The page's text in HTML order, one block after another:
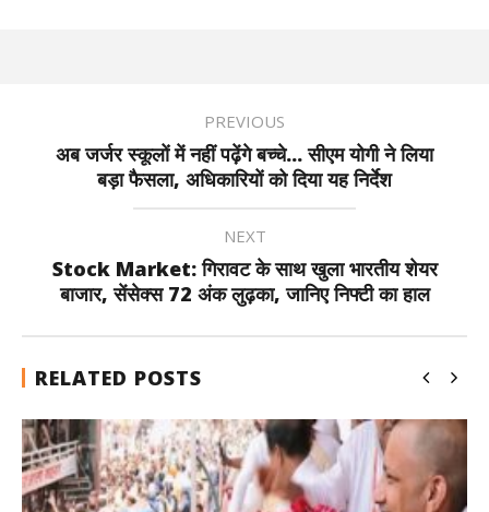
PREVIOUS
अब जर्जर स्कूलों में नहीं पढ़ेंगे बच्चे... सीएम योगी ने लिया
बड़ा फैसला, अधिकारियों को दिया यह निर्देश
NEXT
Stock Market: गिरावट के साथ खुला भारतीय शेयर
बाजार, सेंसेक्स 72 अंक लुढ़का, जानिए निफ्टी का हाल
RELATED POSTS